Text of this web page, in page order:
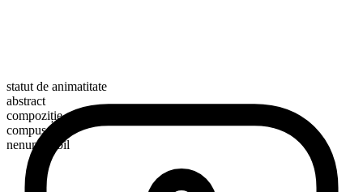
statut de animatitate
abstract
compoziție morfologică
compus
nenumărabil